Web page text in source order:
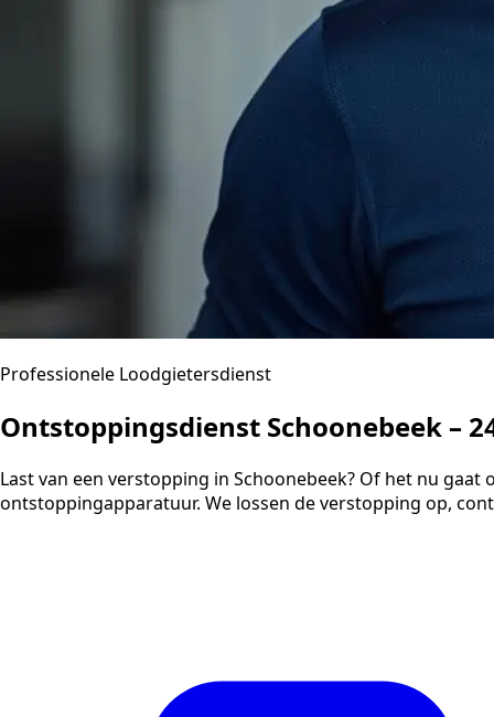
Professionele Loodgietersdienst
Ontstoppingsdienst Schoonebeek –
Last van een verstopping in Schoonebeek? Of het nu
ontstoppingapparatuur. We lossen de verstopping op,